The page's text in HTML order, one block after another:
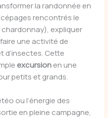
la randonnée en
rencontrés le
expliquer
une activité de
d’insectes. Cette
excursionen une
petits et grands.
ou l’énergie des
en pleine campagne,